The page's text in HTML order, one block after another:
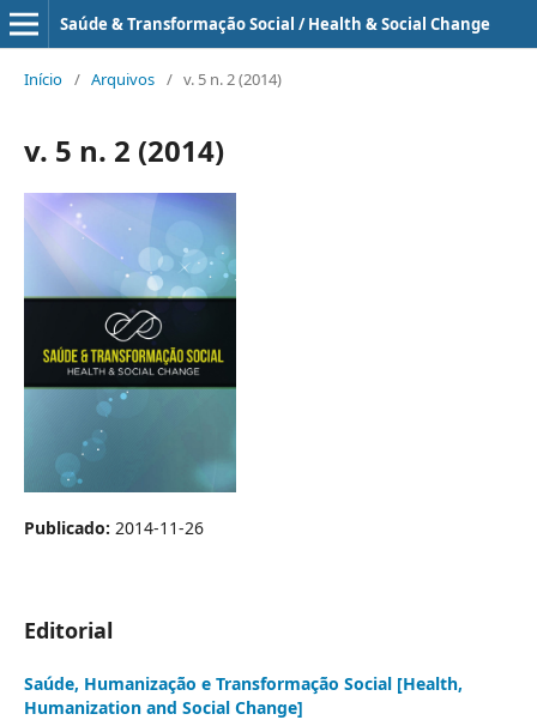
Saúde & Transformação Social / Health & Social Change
Início / Arquivos / v. 5 n. 2 (2014)
v. 5 n. 2 (2014)
Publicado: 2014-11-26
Editorial
Saúde, Humanização e Transformação Social [Health,
Humanization and Social Change]